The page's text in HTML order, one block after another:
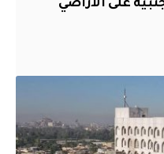
على الأراضي